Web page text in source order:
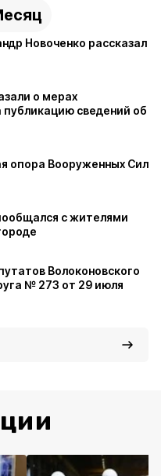
Новоченко рассказал
о мерах
публикацию сведений об
опора Вооруженных Сил
с жителями
Волоконовского
№ 273 от 29 июля